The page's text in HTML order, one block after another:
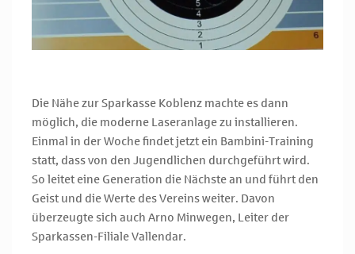
Die Nähe zur Sparkasse Koblenz machte es dann
möglich, die moderne Laseranlage zu installieren.
Einmal in der Woche findet jetzt ein Bambini-Training
statt, dass von den Jugendlichen durchgeführt wird.
So leitet eine Generation die Nächste an und führt den
Geist und die Werte des Vereins weiter. Davon
überzeugte sich auch Arno Minwegen, Leiter der
Sparkassen-Filiale Vallendar.